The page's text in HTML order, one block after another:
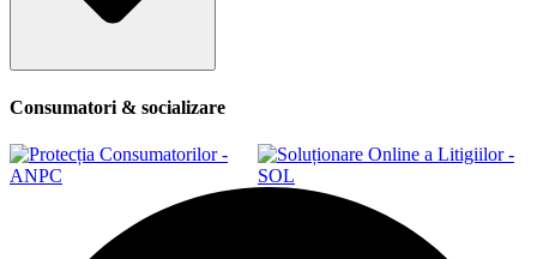
Consumatori & socializare